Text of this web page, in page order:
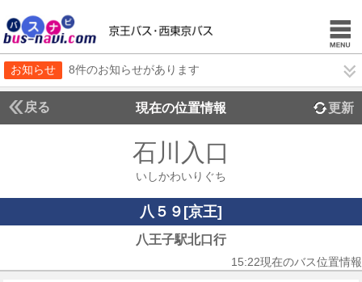
お知らせ 8件のお知らせがあります
戻る 現在の位置情報 更新
石川入口
いしかわいりぐち
八５９[京王]
八王子駅北口行
15:22現在のバス位置情報